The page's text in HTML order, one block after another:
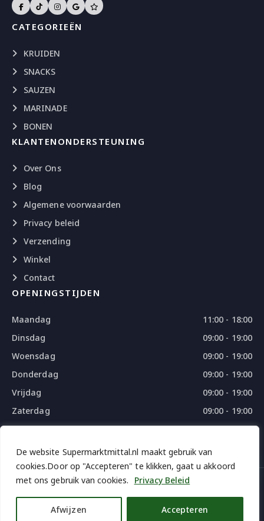
De website Supermarktmittal.nl maakt gebruik van
cookies.Door op "Accepteren" te klikken, gaat u akkoord
met ons gebruik van cookies.
Privacy Beleid
Afwijzen Accepteren
CATEGORIEËN
KRUIDEN
SNACKS
SAUZEN
MARINADE
BONEN
KLANTENONDERSTEUNING
Over Ons
Blog
Algemene voorwaarden
Privacy beleid
Verzending
Winkel
Contact
OPENINGSTIJDEN
Maandag
11:00 - 18:00
Dinsdag
09:00 - 19:00
Woensdag
09:00 - 19:00
Donderdag
09:00 - 19:00
Vrijdag
09:00 - 19:00
Zaterdag
09:00 - 19:00
Zondag
09:00 - 18:00
© 2026 SUPERMARKTMITTAL - ALL RIGHTS RESERVED
BYTHE WEBDESIGN
iDEAL | Weroi Credit and Apple pay